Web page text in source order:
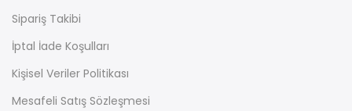
Sipariş Takibi
İptal İade Koşulları
Kişisel Veriler Politikası
Mesafeli Satış Sözleşmesi